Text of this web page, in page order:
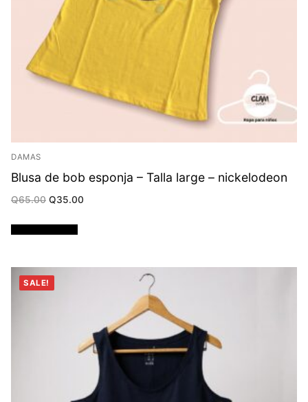
DAMAS
Blusa de bob esponja – Talla large – nickelodeon
Q65.00 Original
Q65.00.
Q35.00
SALE!